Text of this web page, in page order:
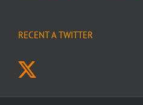
RECENT A TWITTER